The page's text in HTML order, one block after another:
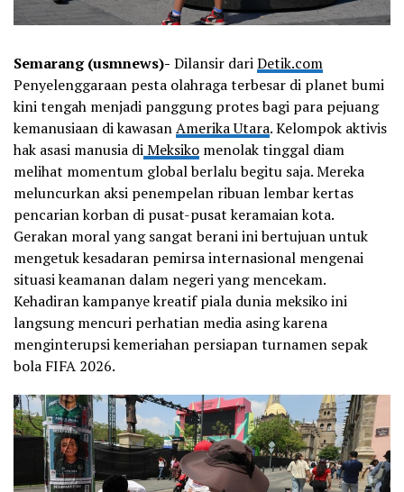
Semarang (usmnews)- Dilansir dariDetik.com
Penyelenggaraan pesta olahraga terbesar di planet bumi
kini tengah menjadi panggung protes bagi para pejuang
kemanusiaan di kawasanAmerika Utara. Kelompok aktivis
hak asasi manusia diMeksiko menolak tinggal diam
melihat momentum global berlalu begitu saja. Mereka
meluncurkan aksi penempelan ribuan lembar kertas
pencarian korban di pusat-pusat keramaian kota.
Gerakan moral yang sangat berani ini bertujuan untuk
mengetuk kesadaran pemirsa internasional mengenai
situasi keamanan dalam negeri yang mencekam.
Kehadiran kampanye kreatif piala dunia meksiko ini
langsung mencuri perhatian media asing karena
menginterupsi kemeriahan persiapan turnamen sepak
bola FIFA 2026.